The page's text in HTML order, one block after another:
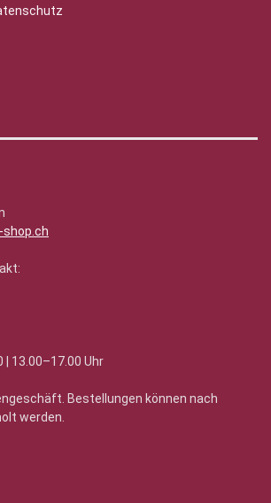
| 13.00–17.00 Uhr
Bestellungen können nach
werden.